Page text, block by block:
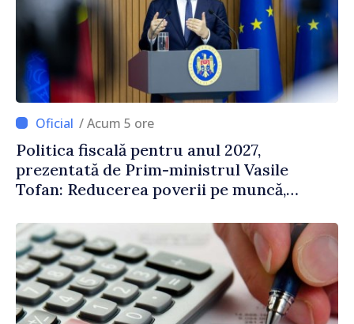
/ Acum 5 ore
Politica fiscală pentru anul 2027,
prezentată de Prim-ministrul Vasile
Tofan: Reducerea poverii pe muncă,
echitabilă